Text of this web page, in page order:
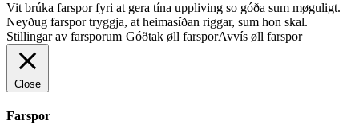
Vit brúka farspor fyri at gera tína uppliving so góða sum møguligt.
Neyðug farspor tryggja, at heimasíðan riggar, sum hon skal.
Stillingar av farsporum Góðtak øll farsporAvvís øll farspor
Close
Farspor